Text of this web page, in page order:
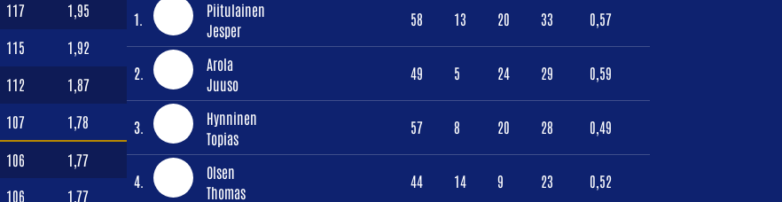
117 1,95
115 1,92
112 1,87
107 1,78
106 1,77
106 1,77
1.
Piitulainen
Jesper
58 13 20 33 0,57
2.
Arola
Juuso
49 5 24 29 0,59
3.
Hynninen
Topias
57 8 20 28 0,49
4.
Olsen
Thomas
44 14 9 23 0,52